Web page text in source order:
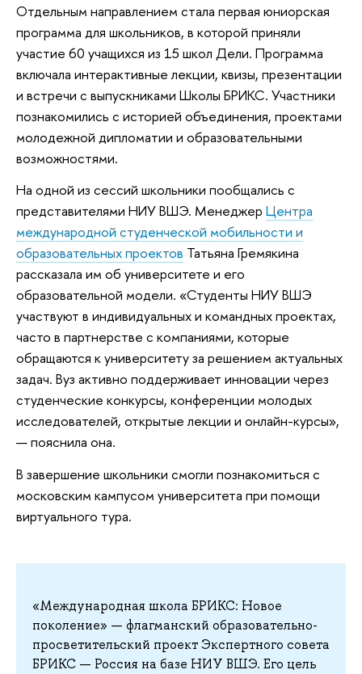
Отдельным направлением стала первая юниорская
программа для школьников, в которой приняли
участие 60 учащихся из 15 школ Дели. Программа
включала интерактивные лекции, квизы, презентации
и встречи с выпускниками Школы БРИКС. Участники
познакомились с историей объединения, проектами
молодежной дипломатии и образовательными
возможностями.
На одной из сессий школьники пообщались с
представителями НИУ ВШЭ. Менеджер Центра
международной студенческой мобильности и
образовательных проектов Татьяна Гремякина
рассказала им об университете и его
образовательной модели. «Студенты НИУ ВШЭ
участвуют в индивидуальных и командных проектах,
часто в партнерстве с компаниями, которые
обращаются к университету за решением актуальных
задач. Вуз активно поддерживает инновации через
студенческие конкурсы, конференции молодых
исследователей, открытые лекции и онлайн-курсы»,
— пояснила она.
В завершение школьники смогли познакомиться с
московским кампусом университета при помощи
виртуального тура.
«Международная школа БРИКС: Новое
поколение» — флагманский образовательно-
просветительский проект Экспертного совета
БРИКС — Россия на базе НИУ ВШЭ. Его цель